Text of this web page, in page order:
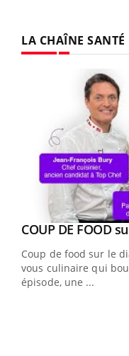
LA CHAÎNE SANTÉ
Youtube
COUP DE FOOD
Coup de food sur le
vous culinaire qui
épisode, une ...